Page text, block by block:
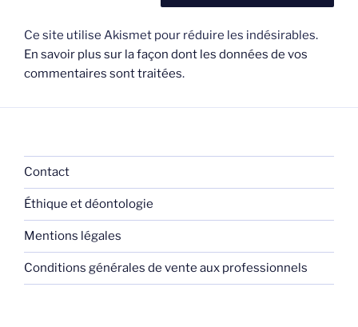
Ce site utilise Akismet pour réduire les indésirables.
En savoir plus sur la façon dont les données de vos
commentaires sont traitées.
Contact
Éthique et déontologie
Mentions légales
Conditions générales de vente aux professionnels